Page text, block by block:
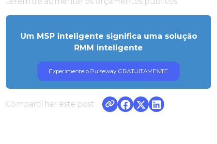
Um MSP inteligente significa uma solução
RMM inteligente
Experimente o Pulseway GRATUITAMENTE
Compartilhar este post